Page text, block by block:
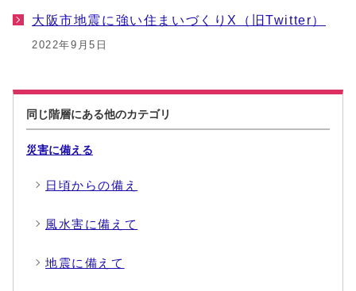
大阪市地震に強い住まいづくりX（旧Twitter）
2022年9月5日
同じ階層にある他のカテゴリ
災害に備える
日頃からの備え
風水害に備えて
地震に備えて